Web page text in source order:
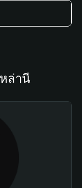
ล่านี้